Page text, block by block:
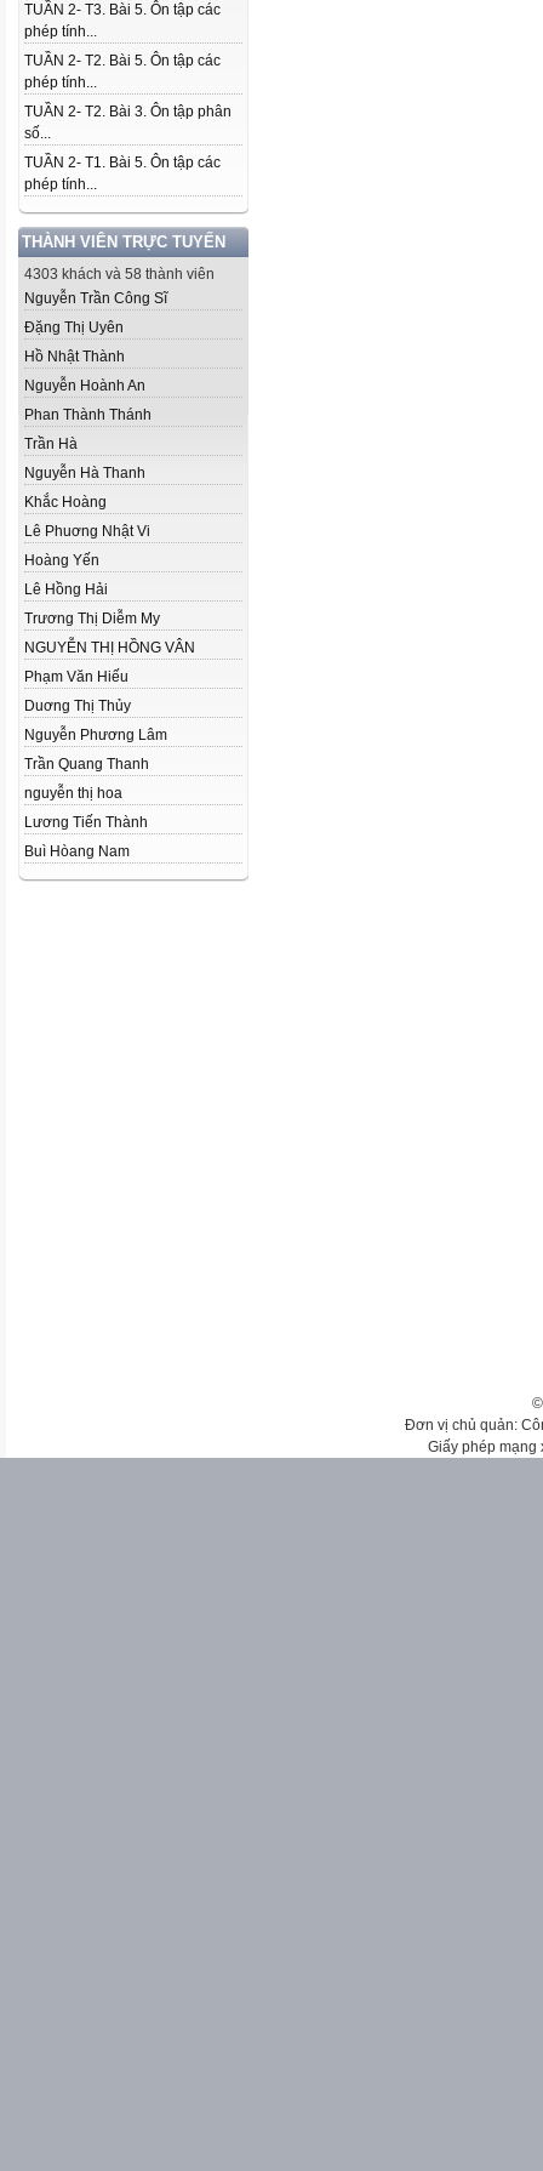
TUẦN 2- T3. Bài 5. Ôn tập các
phép tính...
TUẦN 2- T2. Bài 5. Ôn tập các
phép tính...
TUẦN 2- T2. Bài 3. Ôn tập phân
số...
TUẦN 2- T1. Bài 5. Ôn tập các
phép tính...
THÀNH VIÊN TRỰC TUYẾN
4303 khách và 58 thành viên
Nguyễn Trần Công Sĩ
Đặng Thị Uyên
Hồ Nhật Thành
Nguyễn Hoành An
Phan Thành Thánh
Trần Hà
Nguyễn Hà Thanh
Khắc Hoàng
Lê Phuơng Nhật Vi
Hoàng Yến
Lê Hồng Hải
Trương Thị Diễm My
NGUYỄN THỊ HỒNG VÂN
Phạm Văn Hiếu
Duơng Thị Thủy
Nguyễn Phương Lâm
Trần Quang Thanh
nguyễn thị hoa
Lương Tiến Thành
Buì Hòang Nam
Đơn vị chủ quản:
Giấy phép mạng